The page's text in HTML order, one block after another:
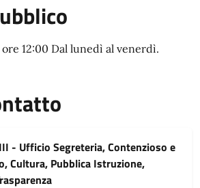
12:00 Dal lunedì al venerdì.
- Ufficio Segreteria, Contenzioso e
Cultura, Pubblica Istruzione,